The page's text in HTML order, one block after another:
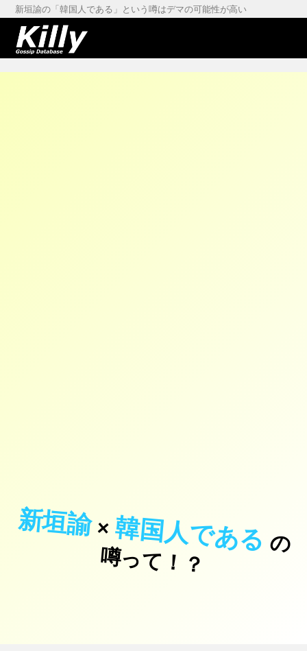
新垣諭の「韓国人である」という噂はデマの可能性が高い
新垣諭×韓国人である の
噂
っ
て
！
？